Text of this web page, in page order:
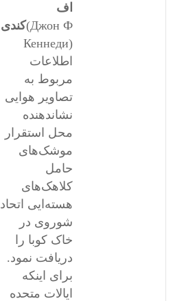
اف
کندی(Джон Ф
Кеннеди)
اطلاعات
مربوط به
تصاویر هوایی
نشاندهنده
محل استقرار
موشک‌های
حامل
کلاهک‌های
هسته‌ایی اتحاد
شوروی در
خاک کوبا را
دریافت نمود.
برای اینکه
ایالات متحده